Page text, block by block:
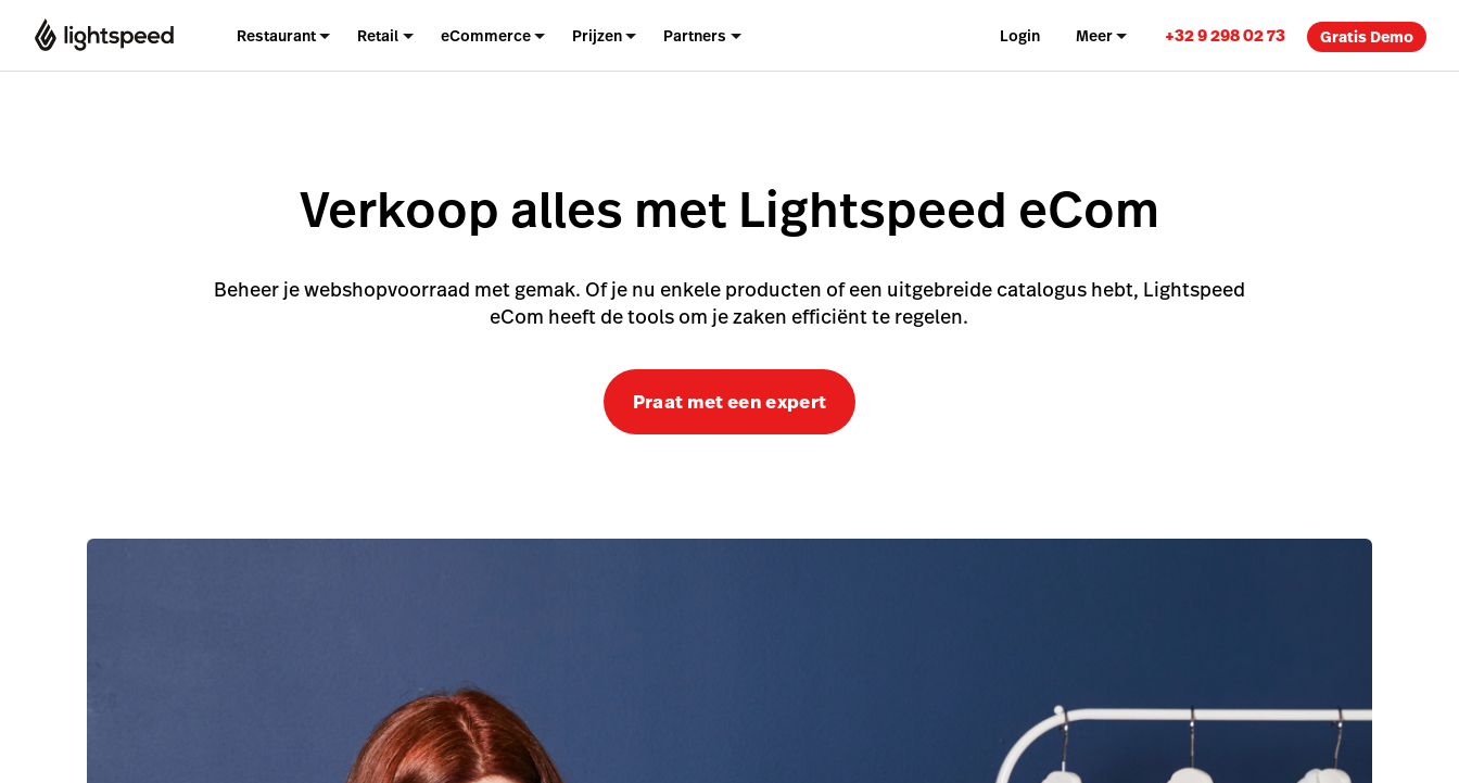
Restaurant Retail eCommerce Prijzen Partners Login Meer +32 9 298 02 73 Gratis Demo
Verkoop alles met Lightspeed eCom
Beheer je webshopvoorraad met gemak. Of je nu enkele producten of een uitgebreide catalogus hebt, Lightspeed
eCom heeft de tools om je zaken efficiënt te regelen.
Praat met een expert